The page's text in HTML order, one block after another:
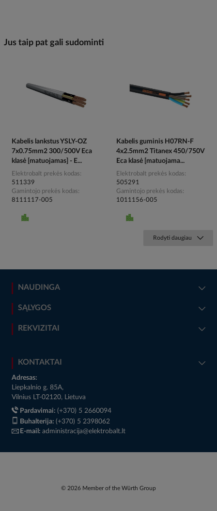
Jus taip pat gali sudominti
Kabelis lankstus YSLY-OZ
7x0.75mm2 300/500V Eca
klasė [matuojamas] - E...
Elektrobalt prekės kodas
511339
Gamintojo prekės kodas
8111117-005
Kabelis guminis H07RN-F
4x2.5mm2 Titanex 450/750V
Eca klasė [matuojama...
Elektrobalt prekės kodas
505291
Gamintojo prekės kodas
1011156-005
Rodyti daugiau
NAUDINGA
SĄLYGOS
REKVIZITAI
KONTAKTAI
Adresas:
Liepkalnio g. 85A,
Vilnius LT-02120, Lietuva
Pardavimai: (+370) 5 2660094
Buhalterija: (+370) 5 2398062
E-mail: administracija@elektrobalt.lt
© 2026 Member of the Würth Group